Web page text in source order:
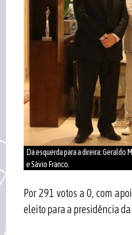
Da esquerda para a direira: Geraldo
e Sávio Franco.
Por 291 votos a 0, com
eleito para a presidência